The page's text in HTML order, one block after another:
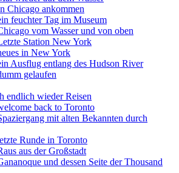
Chicago ankommen
feuchter Tag im Museum
vom Wasser und von oben
Station New York
in New York
Ausflug entlang des Hudson River
gelaufen
endlich wieder Reisen
back to Toronto
mit alten Bekannten durch
Runde in Toronto
aus der Großstadt
und dessen Seite der Thousand